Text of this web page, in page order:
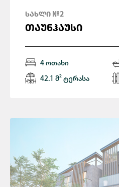
ᲡᲐᲮᲚᲘ №2
ᲗᲐᲣᲜᲰᲐᲣᲡᲘ
4 ოთახი
42.1 მ² ტერასა